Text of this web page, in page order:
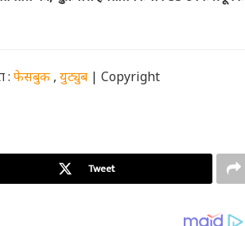
: फेसबुक , युट्युब | Copyright
Tweet